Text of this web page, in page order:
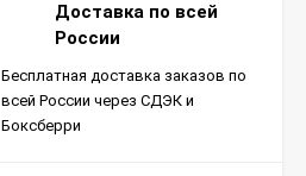
Доставка по всей
России
Бесплатная доставка заказов по
всей России через СДЭК и
Боксберри